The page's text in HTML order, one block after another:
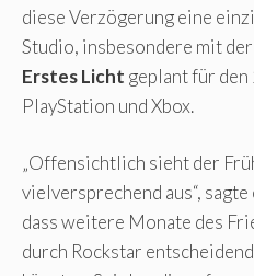
diese Verzögerung eine
Studio, insbesondere mit
Erstes Licht geplant für den
PlayStation und Xbox.
„Offensichtlich sieht der
vielversprechend aus“,
dass weitere Monate des
durch Rockstar